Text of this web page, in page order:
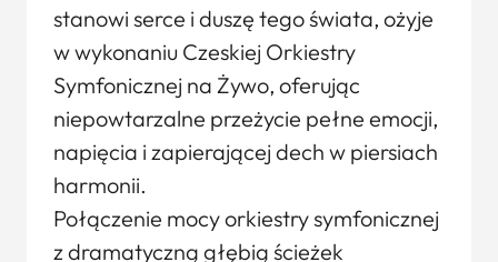
stanowi serce i duszę tego świata, ożyje
w wykonaniu Czeskiej Orkiestry
Symfonicznej na Żywo, oferując
niepowtarzalne przeżycie pełne emocji,
napięcia i zapierającej dech w piersiach
harmonii.
Połączenie mocy orkiestry symfonicznej
z dramatyczną głębią ścieżek